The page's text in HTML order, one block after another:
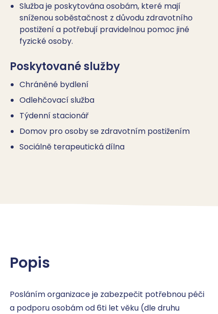
Služba je poskytována osobám, které mají
sníženou soběstačnost z důvodu zdravotního
postižení a potřebují pravidelnou pomoc jiné
fyzické osoby.
Poskytované služby
Chráněné bydlení
Odlehčovací služba
Týdenní stacionář
Domov pro osoby se zdravotním postižením
Sociálně terapeutická dílna
Popis
Posláním organizace je zabezpečit potřebnou péči
a podporu osobám od 6ti let věku (dle druhu